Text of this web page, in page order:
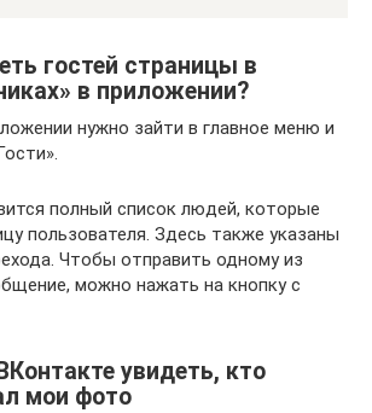
гостей страницы в
в приложении?
нужно зайти в главное меню и
полный список людей, которые
пользователя. Здесь также указаны
Чтобы отправить одному из
можно нажать на кнопку с
увидеть, кто
мои фото